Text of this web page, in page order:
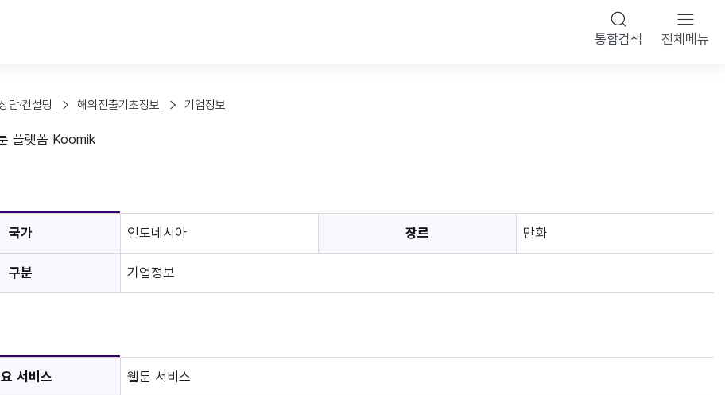
통합검색 전체메뉴
담·컨설팅 해외진출기초정보 기업정보
플랫폼 Koomik
국가 인도네시아 장르 만화
구분 기업정보
서비스 웹툰 서비스